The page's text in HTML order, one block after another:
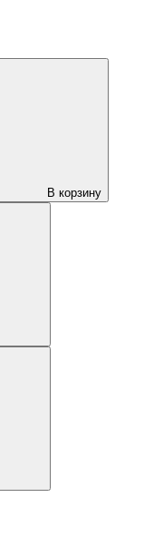
В корзину